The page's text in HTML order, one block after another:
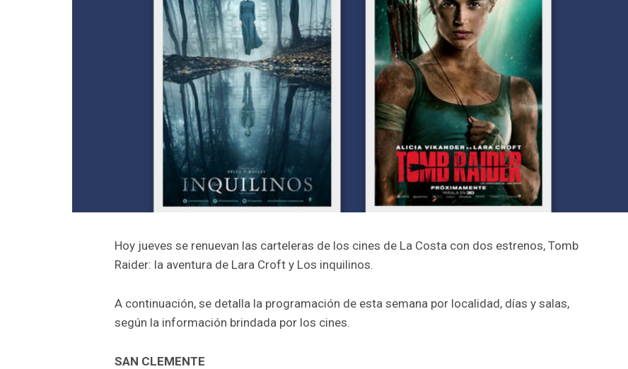
Hoy jueves se renuevan las carteleras de los cines de La Costa con dos estrenos, Tomb
Raider: la aventura de Lara Croft y Los inquilinos.
A continuación, se detalla la programación de esta semana por localidad, días y salas,
según la información brindada por los cines.
SAN CLEMENTE